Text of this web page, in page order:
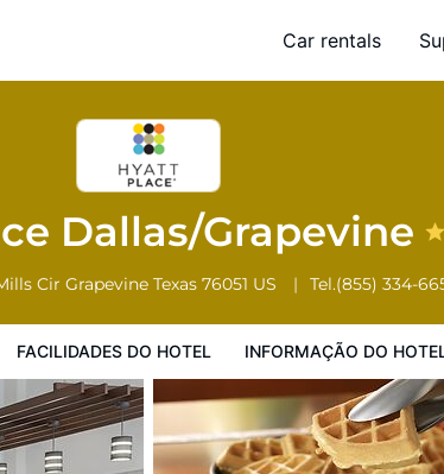
Car rentals
Dallas/Grapevine
Cir Grapevine Texas 76051 US Tel.(855) 334-
FACILIDADES DO HOTEL INFORMAÇÃO DO
Regulamentos do Hotel